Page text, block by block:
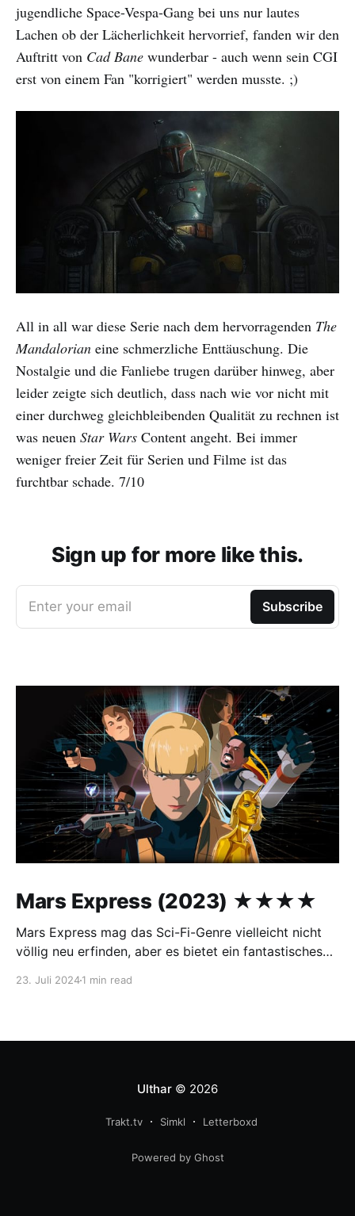
jugendliche Space-Vespa-Gang bei uns nur lautes
Lachen ob der Lächerlichkeit hervorrief, fanden wir den
Auftritt von Cad Bane wunderbar - auch wenn sein CGI
erst von einem Fan "korrigiert" werden musste. ;)
All in all war diese Serie nach dem hervorragenden The
Mandalorian eine schmerzliche Enttäuschung. Die
Nostalgie und die Fanliebe trugen darüber hinweg, aber
leider zeigte sich deutlich, dass nach wie vor nicht mit
einer durchweg gleichbleibenden Qualität zu rechnen ist
was neuen Star Wars Content angeht. Bei immer
weniger freier Zeit für Serien und Filme ist das
furchtbar schade. 7/10
Sign up for more like this.
Enter your email Subscribe
Mars Express (2023) ★★★★
Mars Express mag das Sci-Fi-Genre vielleicht nicht
völlig neu erfinden, aber es bietet ein fantastisches
23. Juli 20241 min read
Ulthar© 2026
Trakt.tv Simkl Letterboxd
Powered by Ghost